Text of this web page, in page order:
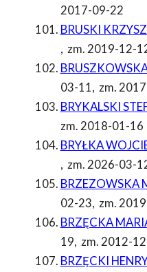
2017-09-22
BRUSKI
, zm. 2019-12-
03-11, zm.
BRYKALSKI
zm. 2018-01-16
BRYŁKA
, zm. 2026-03-
BRZEZOWSKA
02-23, zm.
BRZĘCKA
19, zm. 2012-
BRZĘCKI